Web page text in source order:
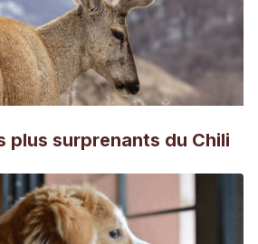
plus surprenants du Chili